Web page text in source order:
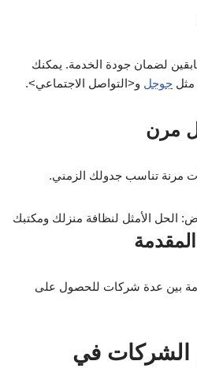
لضمان جودة الخدمة. يمكنك
مثل جوجل و<التواصل الاجتماعي>.
مرن
مرنة تناسب جدولك الزمني.
بين عدة شركات للحصول على
الشركات في